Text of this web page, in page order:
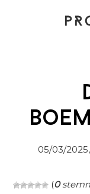
05/03/2025
(0